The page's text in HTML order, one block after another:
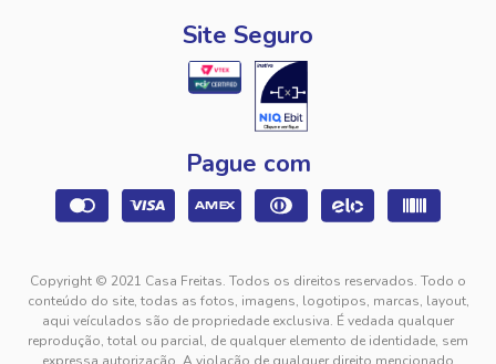
Site Seguro
Pague com
Copyright © 2021 Casa Freitas. Todos os direitos reservados. Todo o
conteúdo do site, todas as fotos, imagens, logotipos, marcas, layout,
aqui veículados são de propriedade exclusiva. É vedada qualquer
reprodução, total ou parcial, de qualquer elemento de identidade, sem
expressa autorização. A violação de qualquer direito mencionado